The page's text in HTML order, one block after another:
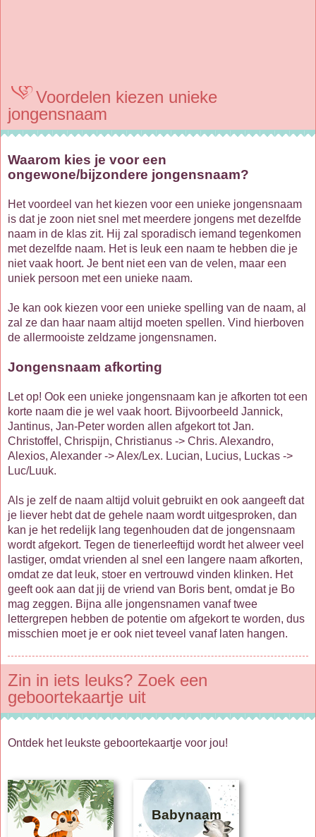
Voordelen kiezen unieke
jongensnaam
Waarom kies je voor een
ongewone/bijzondere jongensnaam?
Het voordeel van het kiezen voor een unieke jongensnaam
is dat je zoon niet snel met meerdere jongens met dezelfde
naam in de klas zit. Hij zal sporadisch iemand tegenkomen
met dezelfde naam. Het is leuk een naam te hebben die je
niet vaak hoort. Je bent niet een van de velen, maar een
uniek persoon met een unieke naam.
Je kan ook kiezen voor een unieke spelling van de naam, al
zal ze dan haar naam altijd moeten spellen. Vind hierboven
de allermooiste zeldzame jongensnamen.
Jongensnaam afkorting
Let op! Ook een unieke jongensnaam kan je afkorten tot een
korte naam die je wel vaak hoort. Bijvoorbeeld Jannick,
Jantinus, Jan-Peter worden allen afgekort tot Jan.
Christoffel, Chrispijn, Christianus -> Chris. Alexandro,
Alexios, Alexander -> Alex/Lex. Lucian, Lucius, Luckas ->
Luc/Luuk.
Als je zelf de naam altijd voluit gebruikt en ook aangeeft dat
je liever hebt dat de gehele naam wordt uitgesproken, dan
kan je het redelijk lang tegenhouden dat de jongensnaam
wordt afgekort. Tegen de tienerleeftijd wordt het alweer veel
lastiger, omdat vrienden al snel een langere naam afkorten,
omdat ze dat leuk, stoer en vertrouwd vinden klinken. Het
geeft ook aan dat jij de vriend van Boris bent, omdat je Bo
mag zeggen. Bijna alle jongensnamen vanaf twee
lettergrepen hebben de potentie om afgekort te worden, dus
misschien moet je er ook niet teveel vanaf laten hangen.
Zin in iets leuks? Zoek een
geboortekaartje uit
Ontdek het leukste geboortekaartje voor jou!
Babynaam